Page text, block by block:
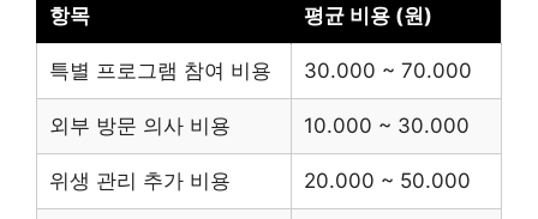
항목 평균 비용 (원)
특별 프로그램 참여 비용 30.000 ~ 70.000
외부 방문 의사 비용 10.000 ~ 30.000
위생 관리 추가 비용 20.000 ~ 50.000